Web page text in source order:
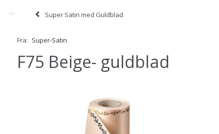
Super Satin med Guldblad
Fra: Super-Satin
F75 Beige- guldblad